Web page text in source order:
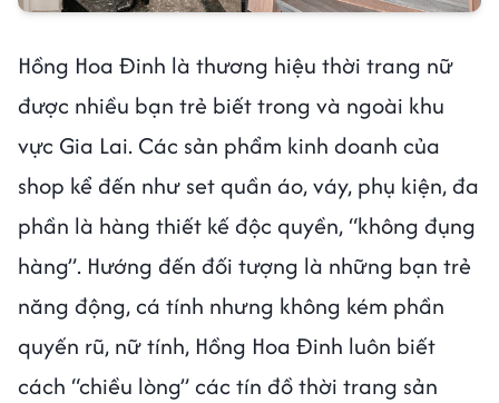
Hồng Hoa Đinh là thương hiệu thời trang nữ
được nhiều bạn trẻ biết trong và ngoài khu
vực Gia Lai. Các sản phẩm kinh doanh của
shop kể đến như set quần áo, váy, phụ kiện, đa
phần là hàng thiết kế độc quyền, “không đụng
hàng”. Hướng đến đối tượng là những bạn trẻ
năng động, cá tính nhưng không kém phần
quyến rũ, nữ tính, Hồng Hoa Đinh luôn biết
cách “chiều lòng” các tín đồ thời trang sản